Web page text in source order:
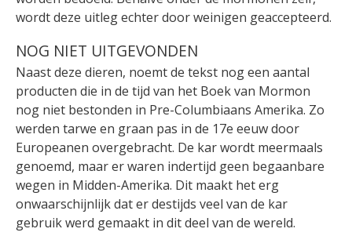
wordt deze uitleg echter door weinigen geaccepteerd.
NOG NIET UITGEVONDEN
Naast deze dieren, noemt de tekst nog een aantal
producten die in de tijd van het Boek van Mormon
nog niet bestonden in Pre-Columbiaans Amerika. Zo
werden tarwe en graan pas in de 17e eeuw door
Europeanen overgebracht. De kar wordt meermaals
genoemd, maar er waren indertijd geen begaanbare
wegen in Midden-Amerika. Dit maakt het erg
onwaarschijnlijk dat er destijds veel van de kar
gebruik werd gemaakt in dit deel van de wereld.